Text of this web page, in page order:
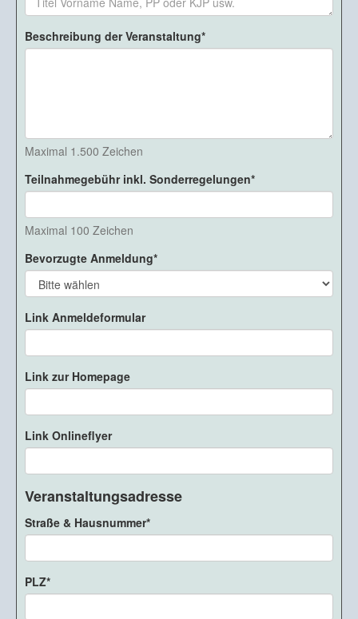
Beschreibung der Veranstaltung
Maximal 1.500 Zeichen
Teilnahmegebühr inkl. Sonderregelungen
Maximal 100 Zeichen
Bevorzugte Anmeldung
Link Anmeldeformular
Link zur Homepage
Link Onlineflyer
Veranstaltungsadresse
Straße & Hausnummer
PLZ